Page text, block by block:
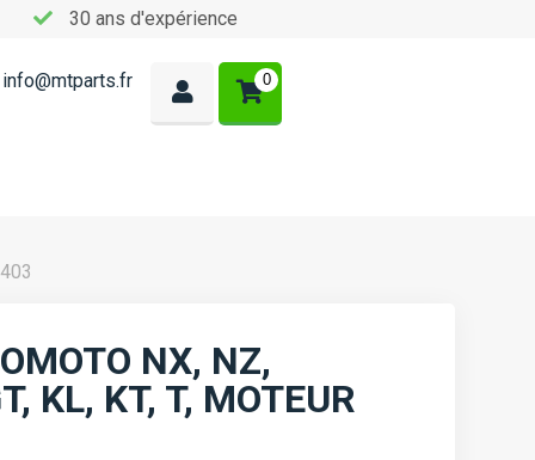
30 ans d'expérience
info@mtparts.fr 0
NX, NZ,
KL, KT, T, MOTEUR